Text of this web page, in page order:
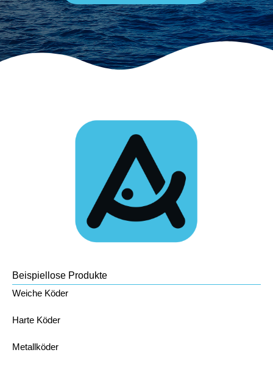
Beispiellose Produkte
Weiche Köder
Harte Köder
Metallköder